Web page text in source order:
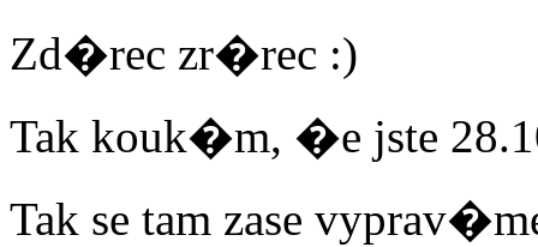
Zd�rec zr�rec :)
Tak kouk�m, �e jste
Tak se tam zase